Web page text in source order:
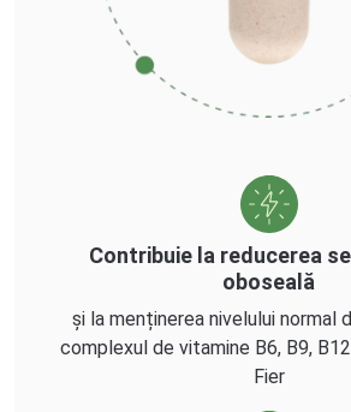
Contribuie la reducerea
oboseală
și la menținerea nivelului normal
complexul de vitamine B6, B9,
Fier